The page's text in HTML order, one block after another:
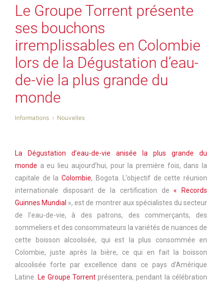
Le Groupe Torrent présente
ses bouchons
irremplissables en Colombie
lors de la Dégustation d’eau-
de-vie la plus grande du
monde
Informations Nouvelles
La Dégustation d’eau-de-vie anisée la plus grande du
monde a eu lieu aujourd’hui, pour la première fois, dans la
capitale de la Colombie, Bogota. L’objectif de cette réunion
internationale disposant de la certification de« Records
Guinnes Mundial », est de montrer aux spécialistes du secteur
de l’eau-de-vie, à des patrons, des commerçants, des
sommeliers et des consommateurs la variétés de nuances de
cette boisson alcoolisée, qui est la plus consommée en
Colombie, juste après la bière, ce qui en fait la boisson
alcoolisée forte par excellence dans ce pays d’Amérique
Latine. Le Groupe Torrentprésentera, pendant la célébration